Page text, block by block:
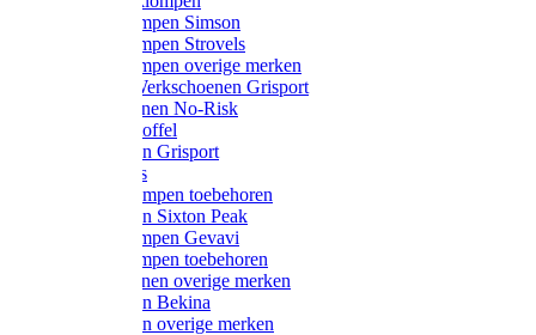
Schoenklompen Simson
Schoenklompen Strovels
Schoenklompen overige merken
Wandel-/ Werkschoenen Grisport
Werkschoenen No-Risk
Klomppantoffel
Werklaarzen Grisport
Accessoires
Houten klompen toebehoren
Werklaarzen Sixton Peak
Schoenklompen Gevavi
Schoenklompen toebehoren
Werkschoenen overige merken
Werklaarzen Bekina
Werklaarzen overige merken